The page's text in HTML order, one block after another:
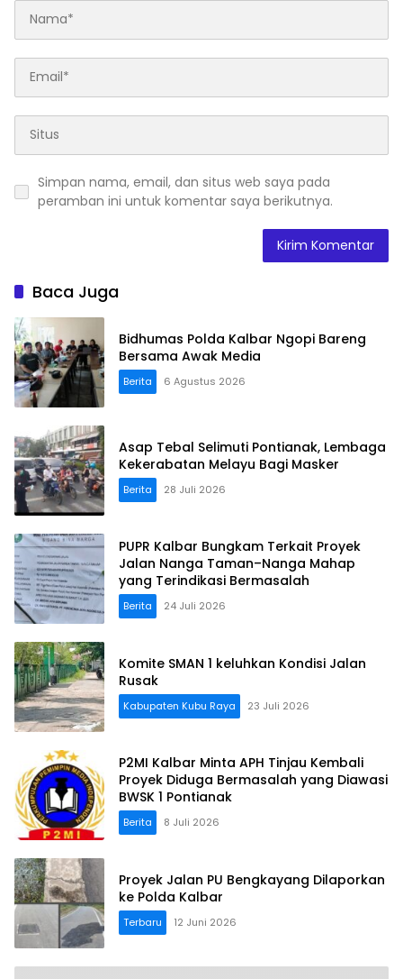
Simpan nama, email, dan situs web saya pada
peramban ini untuk komentar saya berikutnya.
Baca Juga
Bidhumas Polda Kalbar Ngopi Bareng
Bersama Awak Media
Berita 6 Agustus 2026
Asap Tebal Selimuti Pontianak, Lembaga
Kekerabatan Melayu Bagi Masker
Berita 28 Juli 2026
PUPR Kalbar Bungkam Terkait Proyek
Jalan Nanga Taman–Nanga Mahap
yang Terindikasi Bermasalah
Berita 24 Juli 2026
Komite SMAN 1 keluhkan Kondisi Jalan
Rusak
Kabupaten Kubu Raya 23 Juli 2026
P2MI Kalbar Minta APH Tinjau Kembali
Proyek Diduga Bermasalah yang Diawasi
BWSK 1 Pontianak
Berita 8 Juli 2026
Proyek Jalan PU Bengkayang Dilaporkan
ke Polda Kalbar
Terbaru 12 Juni 2026